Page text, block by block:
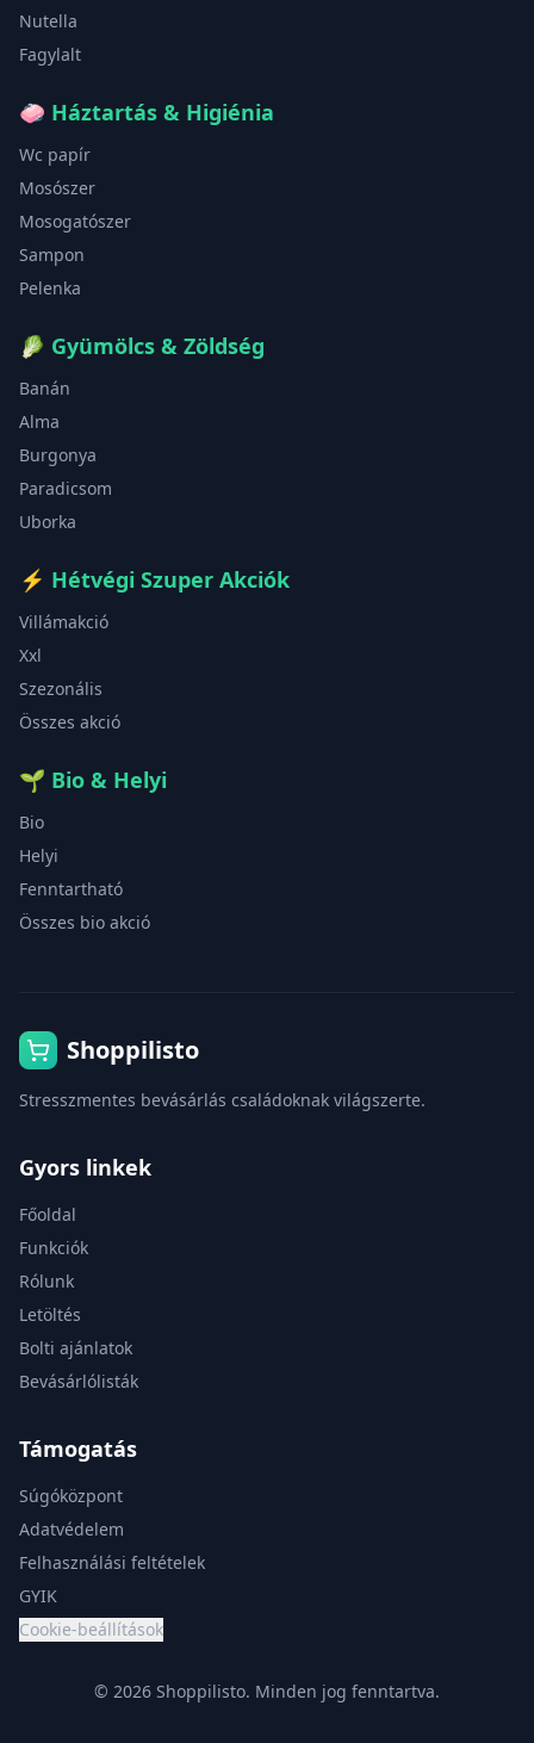
Nutella
Fagylalt
🧼 Háztartás & Higiénia
Wc papír
Mosószer
Mosogatószer
Sampon
Pelenka
🥬 Gyümölcs & Zöldség
Banán
Alma
Burgonya
Paradicsom
Uborka
⚡ Hétvégi Szuper Akciók
Villámakció
Xxl
Szezonális
Összes akció
🌱 Bio & Helyi
Bio
Helyi
Fenntartható
Összes bio akció
Shoppilisto
Stresszmentes bevásárlás családoknak világszerte.
Gyors linkek
Főoldal
Funkciók
Rólunk
Letöltés
Bolti ajánlatok
Bevásárlólisták
Támogatás
Súgóközpont
Adatvédelem
Felhasználási feltételek
GYIK
Cookie-beállítások
© 2026 Shoppilisto. Minden jog fenntartva.